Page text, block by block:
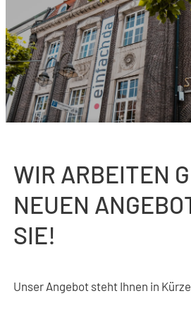
WIR ARBEITEN
NEUEN
SIE!
Unser Angebot steht Ihnen in